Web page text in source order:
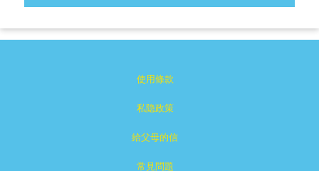
使用條款
私隐政策
給父母的信
常見問題